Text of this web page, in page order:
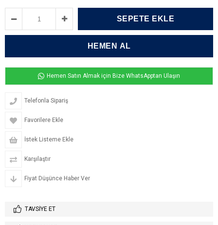
Hemen Satın Almak için Bize WhatsApptan Ulaşın
Telefonla Sipariş
Favorilere Ekle
İstek Listeme Ekle
Karşılaştır
Fiyat Düşünce Haber Ver
TAVSIYE ET